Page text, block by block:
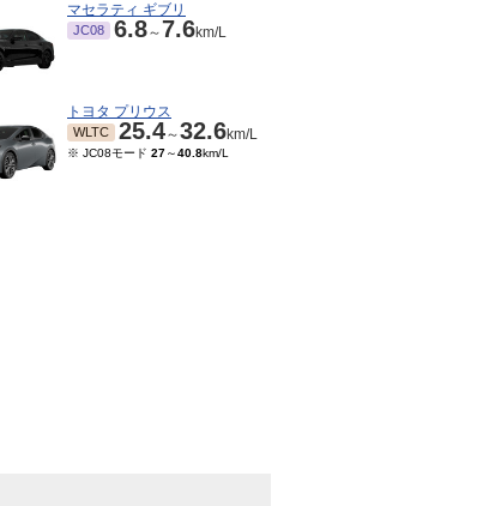
マセラティ ギブリ
JC08 6.8～7.6km/L
トヨタ プリウス
WLTC 25.4～32.6km/L
※ JC08モード 27～40.8km/L